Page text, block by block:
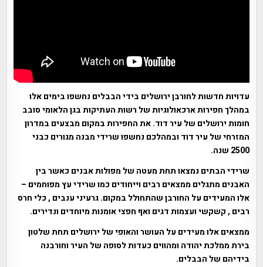
עדויות חדשות לחורבן ירושלים בידי הבבלים נחשפו בימים אלו
במהלך חפירות ארכאולוגיות של רשות העתיקות בגן הלאומי סובב
חומות ירושלים של עיר דוד. את החפירות במקום מבצעים במדרון
המזרחי של עיר דוד ובמהלכם נחשפו שרידי מבנה מגורים כבני
2500 שנה.
שרידי הבתים נמצאו תחת מעטה של מפולות אבנים כאשר בין
האבנים מתגלים ממצאים רבים וייחודים כמו שרידי עץ מפוחמים –
אלו המעידים על החורבן שהתחולל במקום. גרעיני ענבים , כלי חרס
רבים , קשקשי ועצמות דגים ואף חפצי אומנות מיוחדים ונדירים.
ממצאים אלו מעידים על העושר והאופי של ירושלים תחת שלטון
בירת ממלכת יהודה ומהווים כעדות לסופה של העיר וחורבנה
בידיהם של הבבלים.